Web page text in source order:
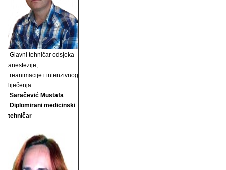
Glavni tehničar odsjeka
anestezije,
reanimacije i intenzivnog
liječenja
Saračević Mustafa
Diplomirani medicinski
tehničar